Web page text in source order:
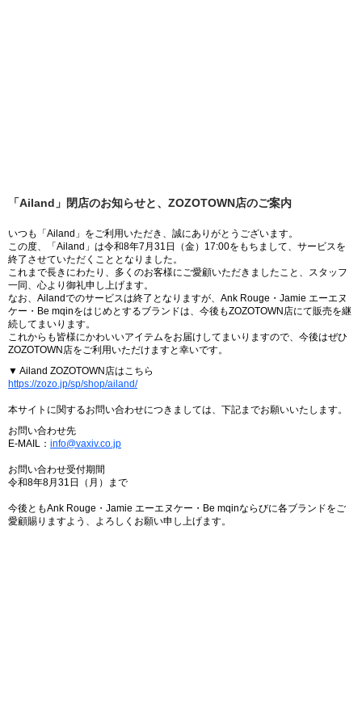
「Ailand」閉店のお知らせと、ZOZOTOWN店のご案内
いつも「Ailand」をご利用いただき、誠にありがとうございます。
この度、「Ailand」は令和8年7月31日（金）17:00をもちまして、サービスを
終了させていただくこととなりました。
これまで長きにわたり、多くのお客様にご愛顧いただきましたこと、スタッフ
一同、心より御礼申し上げます。
なお、Ailandでのサービスは終了となりますが、Ank Rouge・Jamie エーエヌ
ケー・Be mqinをはじめとするブランドは、今後もZOZOTOWN店にて販売を継
続してまいります。
これからも皆様にかわいいアイテムをお届けしてまいりますので、今後はぜひ
ZOZOTOWN店をご利用いただけますと幸いです。
▼ Ailand ZOZOTOWN店はこちら
https://zozo.jp/sp/shop/ailand/
本サイトに関するお問い合わせにつきましては、下記までお願いいたします。
お問い合わせ先
E-MAIL： info@vaxiv.co.jp
お問い合わせ受付期間
令和8年8月31日（月）まで
今後ともAnk Rouge・Jamie エーエヌケー・Be mqinならびに各ブランドをご
愛顧賜りますよう、よろしくお願い申し上げます。